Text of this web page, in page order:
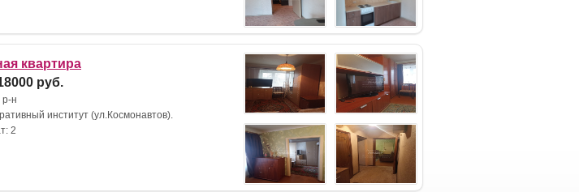
квартира
руб.
р-н
институт (ул.Космонавтов).
2